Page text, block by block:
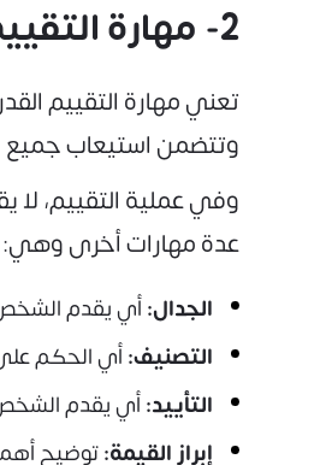
2- مهارة التقييم
تعني مهارة التقييم
وتتضمن استيعاب جميع
وفي عملية التقييم، لا
عدة مهارات أخرى وهي:
الجدال:أي يقدم الشخص
التصنيف:أي الحكم
التأييد:أي يقدم
إبراز القيمة:توضيح